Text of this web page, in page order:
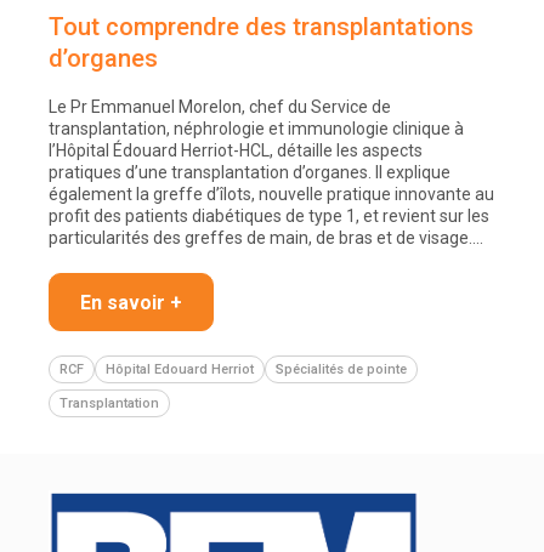
Tout comprendre des transplantations
d’organes
Le Pr Emmanuel Morelon, chef du Service de
transplantation, néphrologie et immunologie clinique à
l’Hôpital Édouard Herriot-HCL, détaille les aspects
pratiques d’une transplantation d’organes. Il explique
également la greffe d’îlots, nouvelle pratique innovante au
profit des patients diabétiques de type 1, et revient sur les
particularités des greffes de main, de bras et de visage.…
En savoir +
RCF Hôpital Edouard Herriot Spécialités de pointe
Transplantation